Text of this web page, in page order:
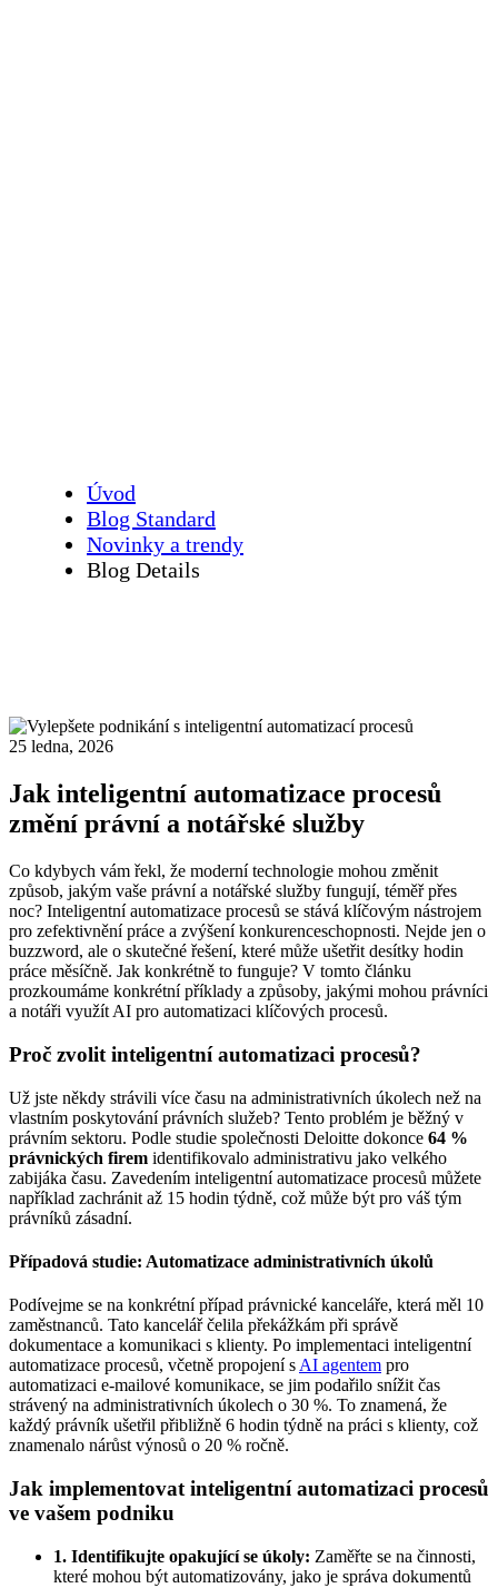
Úvod
Blog Standard
Novinky a trendy
Blog Details
25 ledna, 2026
Jak inteligentní automatizace procesů
změní právní a notářské služby
Co kdybych vám řekl, že moderní technologie mohou změnit
způsob, jakým vaše právní a notářské služby fungují, téměř přes
noc? Inteligentní automatizace procesů se stává klíčovým nástrojem
pro zefektivnění práce a zvýšení konkurenceschopnosti. Nejde jen o
buzzword, ale o skutečné řešení, které může ušetřit desítky hodin
práce měsíčně. Jak konkrétně to funguje? V tomto článku
prozkoumáme konkrétní příklady a způsoby, jakými mohou právníci
a notáři využít AI pro automatizaci klíčových procesů.
Proč zvolit inteligentní automatizaci procesů?
Už jste někdy strávili více času na administrativních úkolech než na
vlastním poskytování právních služeb? Tento problém je běžný v
právním sektoru. Podle studie společnosti Deloitte dokonce 64 %
právnických firem identifikovalo administrativu jako velkého
zabijáka času. Zavedením inteligentní automatizace procesů můžete
například zachránit až 15 hodin týdně, což může být pro váš tým
právníků zásadní.
Případová studie: Automatizace administrativních úkolů
Podívejme se na konkrétní případ právnické kanceláře, která měl 10
zaměstnanců. Tato kancelář čelila překážkám při správě
dokumentace a komunikaci s klienty. Po implementaci inteligentní
automatizace procesů, včetně propojení s AI agentem pro
automatizaci e-mailové komunikace, se jim podařilo snížit čas
strávený na administrativních úkolech o 30 %. To znamená, že
každý právník ušetřil přibližně 6 hodin týdně na práci s klienty, což
znamenalo nárůst výnosů o 20 % ročně.
Jak implementovat inteligentní automatizaci procesů
ve vašem podniku
1. Identifikujte opakující se úkoly: Zaměřte se na činnosti,
které mohou být automatizovány, jako je správa dokumentů